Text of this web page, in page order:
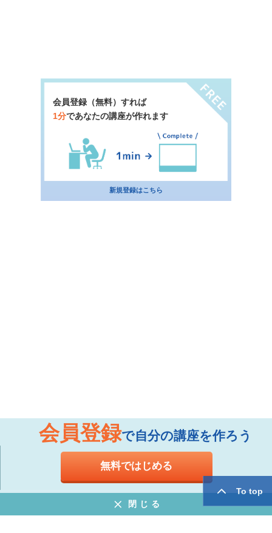
会員登録（無料）すれば
1分であなたの講座が作れます
新規登録はこちら
To top
会員登録で自分の講座を作ろう
無料ではじめる
閉じる